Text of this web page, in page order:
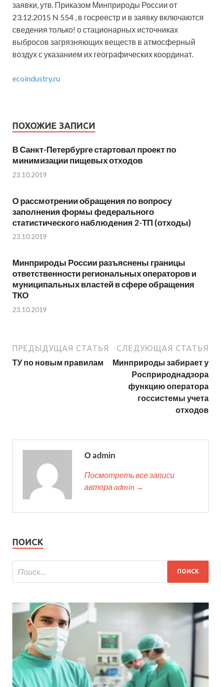
заявки, утв. Приказом Минприроды России от
23.12.2015 N 554 , в госреестр и в заявку включаются
сведения только! о стационарных источниках
выбросов загрязняющих веществ в атмосферный
воздух с указанием их географических координат.
ecoindustry.ru
ПОХОЖИЕ ЗАПИСИ
В Санкт-Петербурге стартовал проект по
минимизации пищевых отходов
23.10.2019
О рассмотрении обращения по вопросу
заполнения формы федерального
статистического наблюдения 2-ТП (отходы)
23.10.2019
Минприроды России разъяснены границы
ответственности региональных операторов и
муниципальных властей в сфере обращения
ТКО
23.10.2019
ПРЕДЫДУЩАЯ СТАТЬЯ
ТУ по новым правилам
СЛЕДУЮЩАЯ СТАТЬЯ
Минприроды забирает у
Росприроднадзора
функцию оператора
госсистемы учета
отходов
О admin
Посмотреть все записи
автора admin →
ПОИСК